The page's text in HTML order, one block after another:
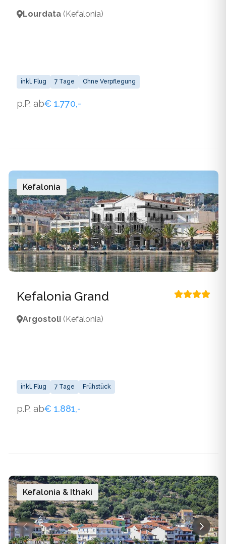
Lourdata (Kefalonia)
inkl. Flug 7 Tage Ohne Verpflegung
p.P. ab€ 1.770,-
Kefalonia
Kefalonia Grand
Argostoli (Kefalonia)
inkl. Flug 7 Tage Frühstück
p.P. ab€ 1.881,-
Kefalonia & Ithaki